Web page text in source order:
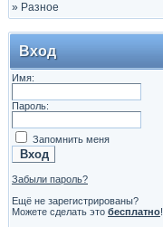
» Разное
Вход
Имя:
Пароль:
Запомнить меня
Забыли пароль?
Ещё не зарегистрированы?
Можете сделать это бесплатно!